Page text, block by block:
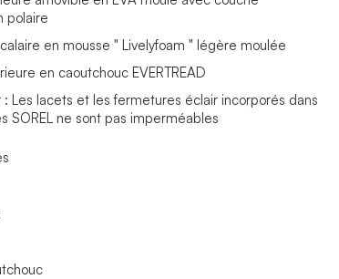
polaire
en mousse " Livelyfoam " légère moulée
en caoutchouc EVERTREAD
: Les lacets et les fermetures éclair incorporés dans
SOREL ne sont pas imperméables